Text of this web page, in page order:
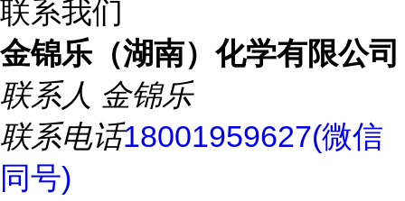
联系我们
金锦乐（湖南）化学有限公司
联系人 金锦乐
联系电话18001959627(微信
同号)